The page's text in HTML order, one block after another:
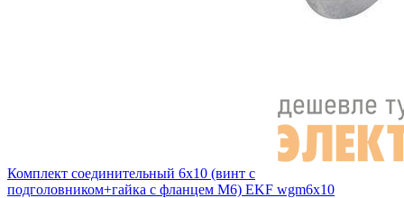
Комплект соединительный 6х10 (винт с
подголовником+гайка с фланцем М6) EKF wgm6x10